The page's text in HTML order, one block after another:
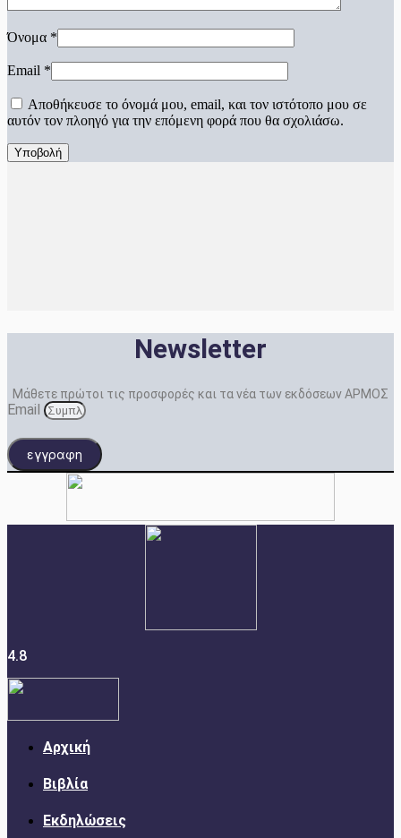
Όνομα *
Email *
Αποθήκευσε το όνομά μου, email, και τον ιστότοπο μου σε
αυτόν τον πλοηγό για την επόμενη φορά που θα σχολιάσω.
Newsletter
Μάθετε πρώτοι τις προσφορές και τα νέα των εκδόσεων ΑΡΜΟΣ
Email
εγγραφη
4.8
Αρχική
Βιβλία
Εκδηλώσεις